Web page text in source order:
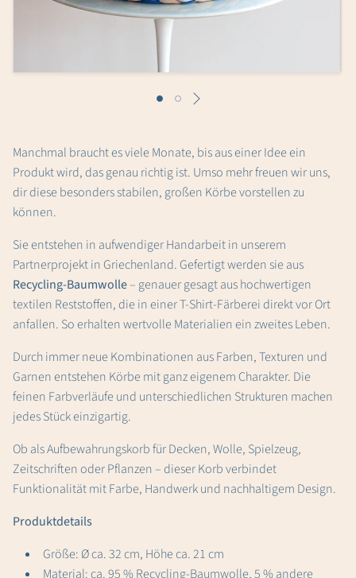
Manchmal braucht es viele Monate, bis aus einer Idee ein
Produkt wird, das genau richtig ist. Umso mehr freuen wir uns,
dir diese besonders stabilen, großen Körbe vorstellen zu
können.
Sie entstehen in aufwendiger Handarbeit in unserem
Partnerprojekt in Griechenland. Gefertigt werden sie aus
Recycling-Baumwolle– genauer gesagt aus hochwertigen
textilen Reststoffen, die in einer T-Shirt-Färberei direkt vor Ort
anfallen. So erhalten wertvolle Materialien ein zweites Leben.
Durch immer neue Kombinationen aus Farben, Texturen und
Garnen entstehen Körbe mit ganz eigenem Charakter. Die
feinen Farbverläufe und unterschiedlichen Strukturen machen
jedes Stück einzigartig.
Ob als Aufbewahrungskorb für Decken, Wolle, Spielzeug,
Zeitschriften oder Pflanzen – dieser Korb verbindet
Funktionalität mit Farbe, Handwerk und nachhaltigem Design.
Produktdetails
Größe: Ø ca. 32 cm, Höhe ca. 21 cm
Material: ca. 95 % Recycling-Baumwolle, 5 % andere